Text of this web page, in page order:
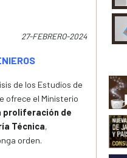
27-FEBRERO-2024
de los Estudios de
ofrece el Ministerio
proliferación de
Técnica,
orden.